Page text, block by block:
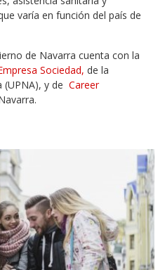
varía en función del país de
de Navarra cuenta con la
Sociedad, de la
(UPNA), y de Career